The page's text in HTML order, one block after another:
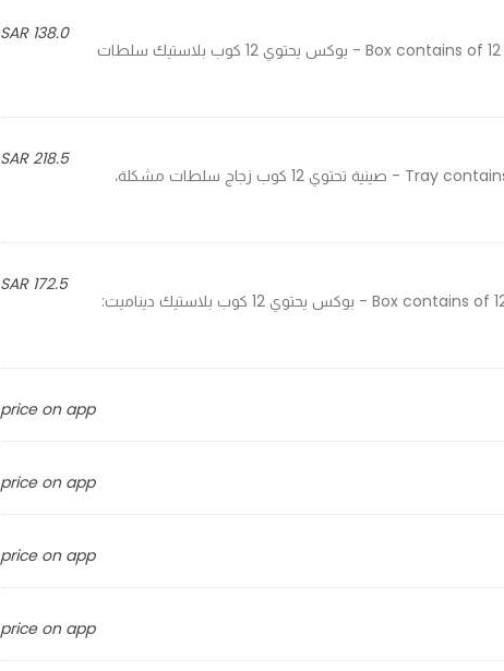
138.0 SAR
Box contains of 12 plastic mini cups of salads, you can choose 3 types - بوكس يحتوي 12 كوب بلاستيك سلطات
218.5 SAR
Tray contains of 12 glass cups of salads, you can choose 4 types - صينية تحتوي 12 كوب زجاج سلطات مشكلة،
172.5 SAR
Box contains of 12 plastic mini cups dynamite: shrimp, chicken or mix - بوكس يحتوي 12 كوب بلاستيك ديناميت:
price on app
price on app
price on app
price on app